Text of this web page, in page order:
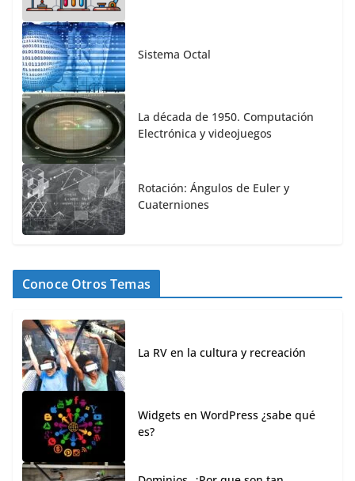
Sistema Octal
La década de 1950. Computación
Electrónica y videojuegos
Rotación: Ángulos de Euler y
Cuaterniones
Conoce Otros Temas
La RV en la cultura y recreación
Widgets en WordPress ¿sabe qué
es?